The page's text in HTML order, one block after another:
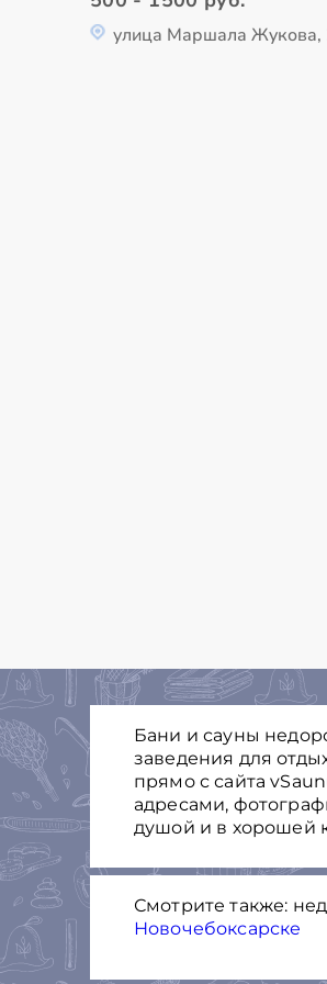
улица Маршала Жукова,
Бани и сауны
заведения для
прямо с сайта
адресами,
душой и в хорошей
Смотрите также:
Новочебоксарске